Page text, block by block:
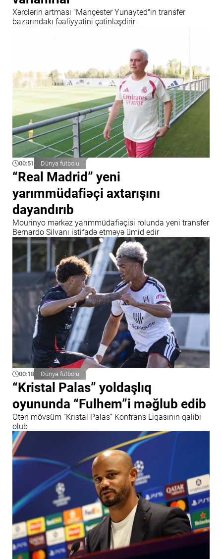
Xərclərin artması "Mançester Yunayted"in transfer
bazarındakı fəaliyyətini çətinləşdirir
00:51 Dünya futbolu
“Real Madrid” yeni
yarımmüdafiəçi axtarışını
dayandırıb
Mourinyo mərkəz yarımmüdafiəçisi rolunda yeni transfer
Bernardo Silvanı istifadə etməyə ümid edir
00:18 Dünya futbolu
“Kristal Palas” yoldaşlıq
oyununda “Fulhem”i məğlub edib
Ötən mövsüm “Kristal Palas” Konfrans Liqasının qalibi
olub